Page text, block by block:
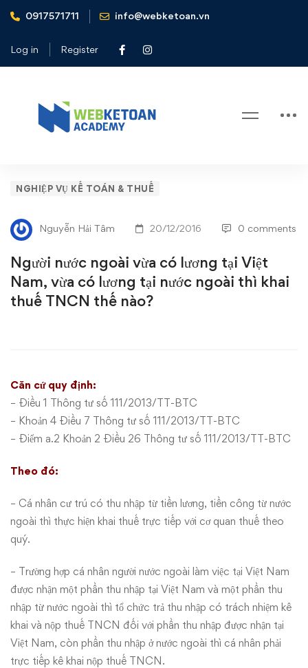
0917571711 info@webketoan.vn
Log in Register
Home
Nghiệp vụ Kế toán & Thuế
tại nước ngoài thì khai thuế TNCN thế nào?
Người
nước
ngoài
vừa
có
tại
Việt
Nam,
vừa
có
lương
tại
nước
ngoài
thì
NGHIỆP VỤ KẾ TOÁN & THUẾ
Nguyễn Hải Tâm 20/12/2016 0 comments
Người nước ngoài vừa có lương tại Việt
Nam, vừa có lương tại nước ngoài thì khai
thuế TNCN thế nào?
Căn cứ quy định:
– Điều 1 Thông tư số 111/2013/TT-BTC
– Khoản 4 Điều 7 Thông tư số 111/2013/TT-BTC
– Điểm a.2 Khoản 2 Điều 26 Thông tư số 111/2013/TT-BTC
Theo đó:
– Cá nhân cư trú có thu nhập từ tiền lương, tiền công từ nước
ngoài thì thực hiện khai thuế trực tiếp với cơ quan thuế theo
quý.
– Trường hợp cá nhân người nước ngoài làm việc tại Việt Nam
được nhận một phần thu nhập tại Việt Nam và một phần thu
nhập từ nước ngoài thì tổ chức trả thu nhập có trách nhiệm kê
khai và nộp thuế TNCN đối với phần thu nhập được nhận tại
Việt Nam, còn phần thu nhập ở nước ngoài thì cá nhân phải
trực tiếp kê khai nộp thuế TNCN.